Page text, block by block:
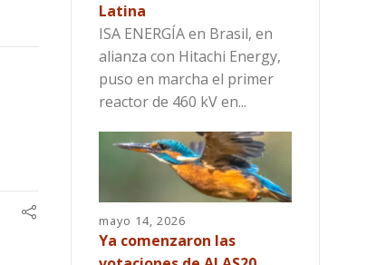
Latina
ISA ENERGÍA en Brasil, en
alianza con Hitachi Energy,
puso en marcha el primer
reactor de 460 kV en...
mayo 14, 2026
Ya comenzaron las